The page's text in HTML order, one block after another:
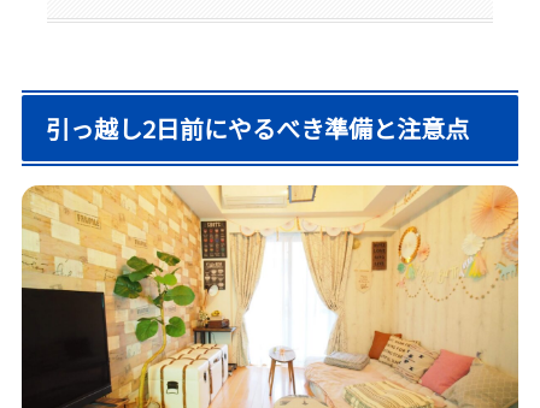
引っ越し2日前にやるべき準備と注意点